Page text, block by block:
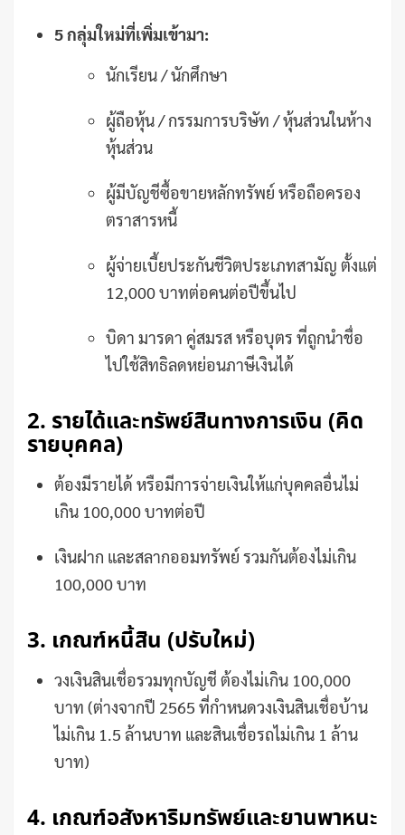
5 กลุ่มใหม่ที่เพิ่มเข้ามา:
นักเรียน / นักศึกษา
ผู้ถือหุ้น / กรรมการบริษัท / หุ้นส่วนในห้าง
หุ้นส่วน
ผู้มีบัญชีซื้อขายหลักทรัพย์ หรือถือครอง
ตราสารหนี้
ผู้จ่ายเบี้ยประกันชีวิตประเภทสามัญ ตั้งแต่
12,000 บาทต่อคนต่อปีขึ้นไป
บิดา มารดา คู่สมรส หรือบุตร ที่ถูกนำชื่อ
ไปใช้สิทธิลดหย่อนภาษีเงินได้
2. รายได้และทรัพย์สินทางการเงิน (คิด
รายบุคคล)
ต้องมีรายได้ หรือมีการจ่ายเงินให้แก่บุคคลอื่นไม่
เกิน 100,000 บาทต่อปี
เงินฝาก และสลากออมทรัพย์ รวมกันต้องไม่เกิน
100,000 บาท
3. เกณฑ์หนี้สิน (ปรับใหม่)
วงเงินสินเชื่อรวมทุกบัญชี ต้องไม่เกิน 100,000
บาท (ต่างจากปี 2565 ที่กำหนดวงเงินสินเชื่อบ้าน
ไม่เกิน 1.5 ล้านบาท และสินเชื่อรถไม่เกิน 1 ล้าน
บาท)
4. เกณฑ์อสังหาริมทรัพย์และยานพาหนะ